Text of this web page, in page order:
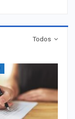
Todos